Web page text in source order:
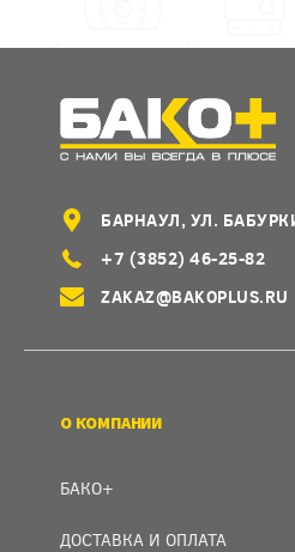
БАРНАУЛ, УЛ.
+7 (3852) 46-25-82
ZAKAZ@BAKOPLUS.RU
О КОМПАНИИ
БАКО+
ДОСТАВКА И ОПЛАТА